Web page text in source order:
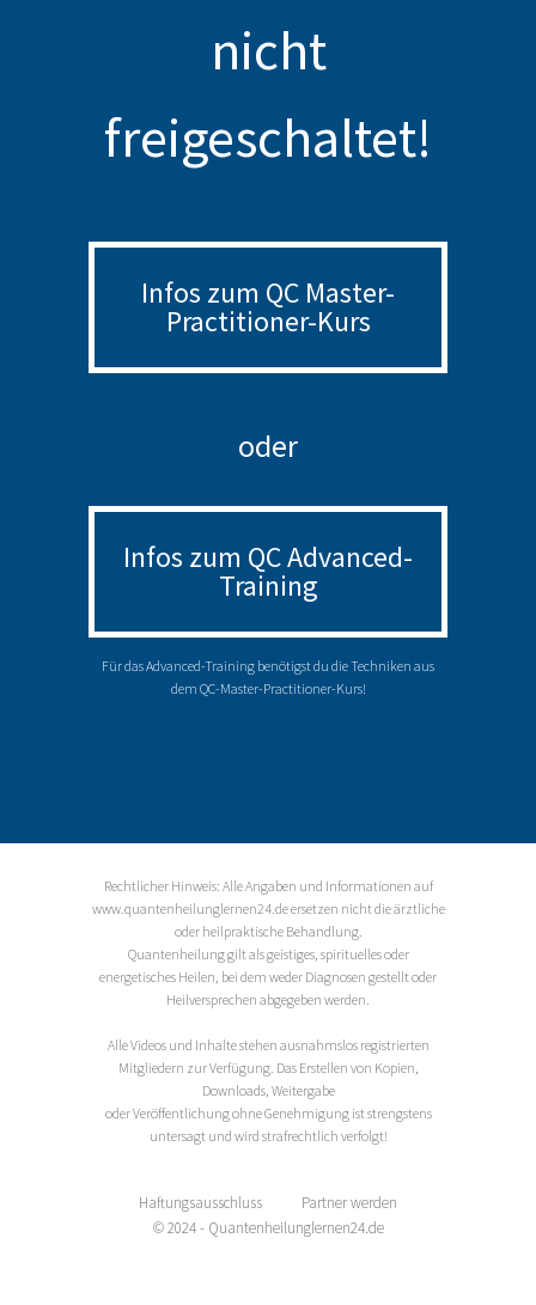
nicht
freigeschaltet!
Infos zum QC Master-
Practitioner-Kurs
oder
Infos zum QC Advanced-
Training
Für das Advanced-Training benötigst du die Techniken aus
dem QC-Master-Practitioner-Kurs!
Rechtlicher Hinweis: Alle Angaben und Informationen auf
www.quantenheilunglernen24.de ersetzen nicht die ärztliche
oder heilpraktische Behandlung.
Quantenheilung gilt als geistiges, spirituelles oder
energetisches Heilen, bei dem weder Diagnosen gestellt oder
Heilversprechen abgegeben werden.
Alle Videos und Inhalte stehen ausnahmslos registrierten
Mitgliedern zur Verfügung. Das Erstellen von Kopien,
Downloads, Weitergabe
oder Veröffentlichung ohne Genehmigung ist strengstens
untersagt und wird strafrechtlich verfolgt!
Haftungsausschluss
Partner werden
© 2024 - Quantenheilunglernen24.de